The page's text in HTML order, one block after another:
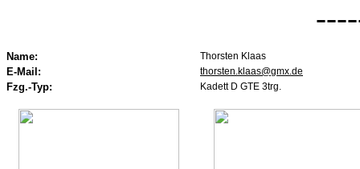
Name: Thorsten Klaas
E-Mail: thorsten.klaas@gmx.de
Fzg.-Typ: Kadett D GTE 3trg.